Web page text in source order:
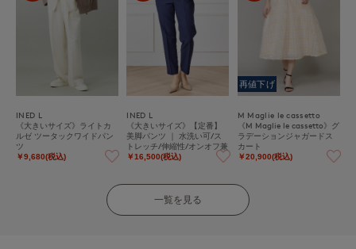
INED L
《大きいサイズ》ライトカ
ルゼ ツータックワイドパン
ツ
￥9,680(税込)
INED L
《大きいサイズ》【定番】
美脚パンツ ｜ 水洗い可/ス
トレッチ/伸縮性/オンオフ兼
用/汎用性
￥16,500(税込)
再値下げ
M Maglie le cassetto
《M Maglie le cassetto》グ
ラデーションジャガードス
カート
￥20,900(税込)
一覧を見る